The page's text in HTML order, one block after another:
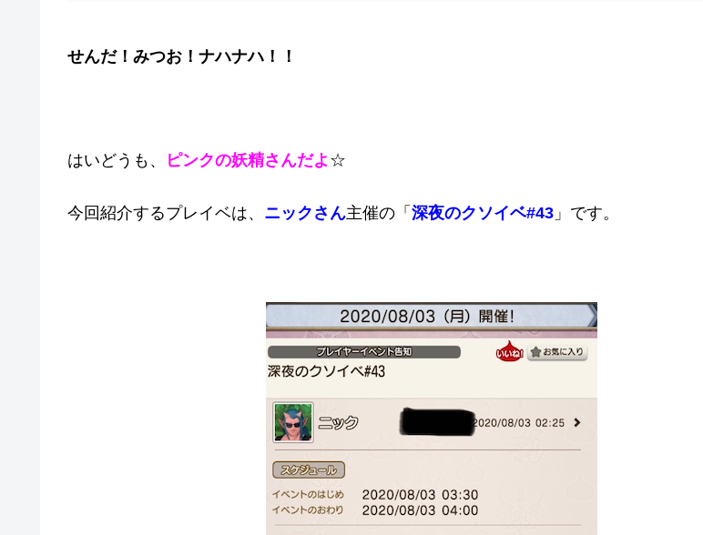
せんだ！みつお！ナハナハ！！
はいどうも、 ピンクの妖精さんだよ☆
今回紹介するプレイベは、 ニックさん主催の「 深夜のクソイベ#43 」です。